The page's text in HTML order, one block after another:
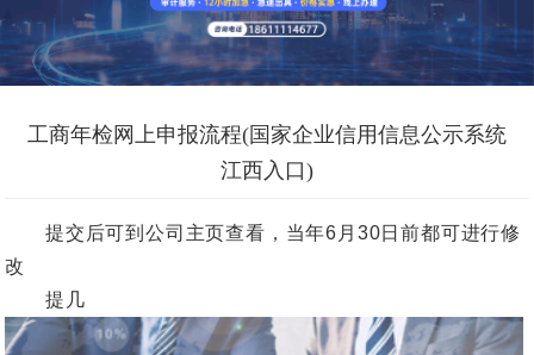
工商年检网上申报流程(国家企业信用信息公示系统
江西入口)
提交后可到公司主页查看，当年6月30日前都可进行修
改
提几